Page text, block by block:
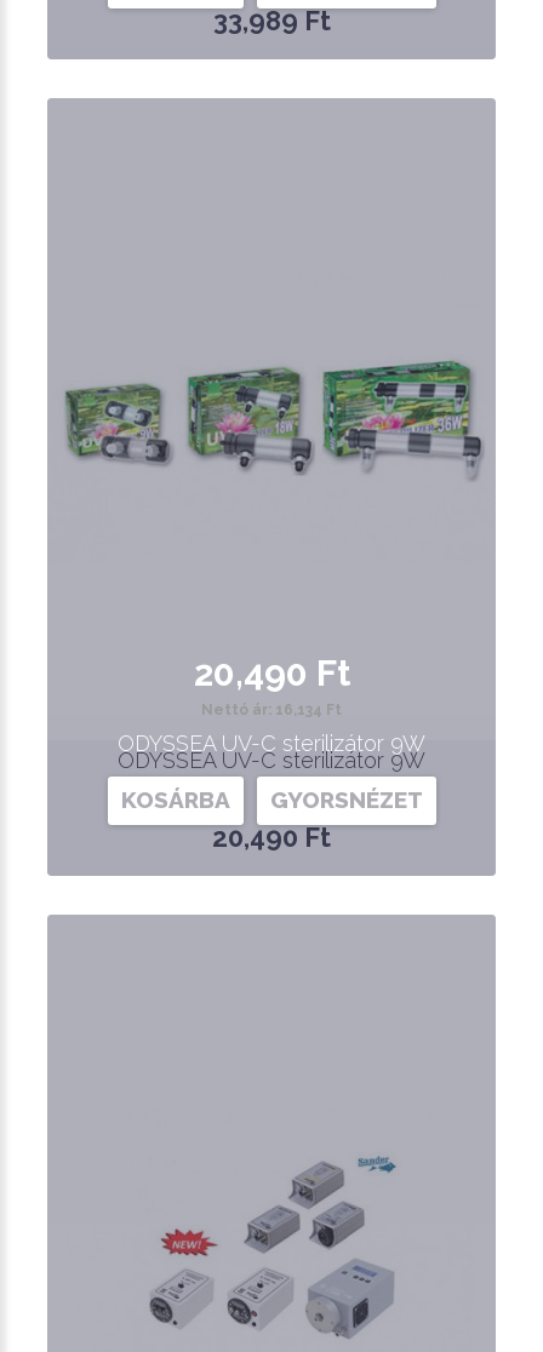
33,989 Ft
ODYSSEA UV-C sterilizátor 9W
20,490 Ft
20,490 Ft
Nettó ár: 16,134 Ft
ODYSSEA UV-C sterilizátor 9W
KOSÁRBA GYORSNÉZET